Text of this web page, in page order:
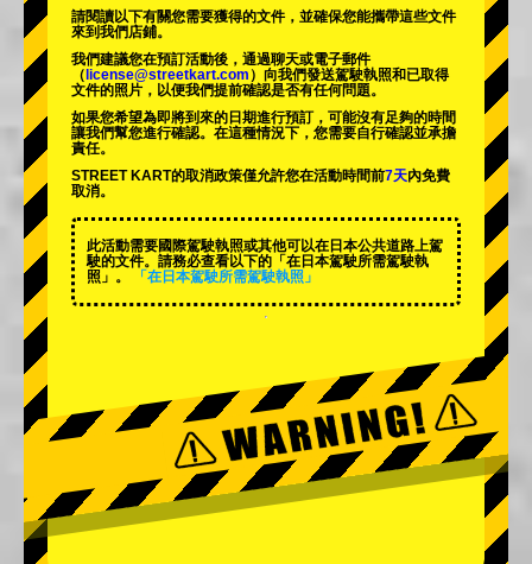
請閱讀以下有關您需要獲得的文件，並確保您能攜帶這些文件
來到我們店鋪。
我們建議您在預訂活動後，通過聊天或電子郵件
（ license@streetkart.com ）向我們發送駕駛執照和已取得
文件的照片，以便我們提前確認是否有任何問題。
如果您希望為即將到來的日期進行預訂，可能沒有足夠的時間
讓我們幫您進行確認。在這種情況下，您需要自行確認並承擔
責任。
STREET KART的取消政策僅允許您在活動時間前7天內免費
取消。
此活動需要國際駕駛執照或其他可以在日本公共道路上駕
駛的文件。請務必查看以下的「在日本駕駛所需駕駛執
照」。
「在日本駕駛所需駕駛執照」